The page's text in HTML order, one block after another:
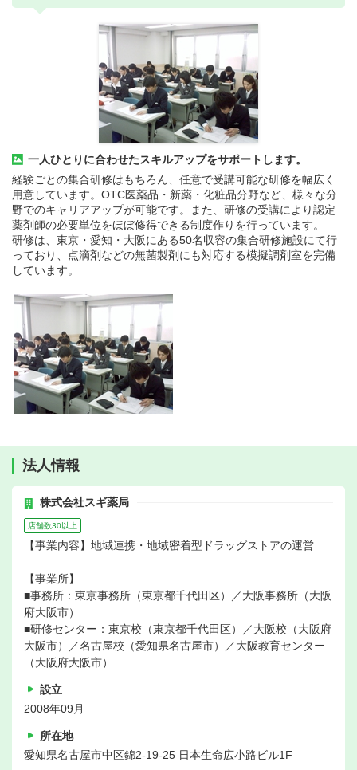
一人ひとりに合わせたスキルアップをサポートします。
経験ごとの集合研修はもちろん、任意で受講可能な研修を幅広く
用意しています。OTC医薬品・新薬・化粧品分野など、様々な分
野でのキャリアアップが可能です。また、研修の受講により認定
薬剤師の必要単位をほぼ修得できる制度作りを行っています。
研修は、東京・愛知・大阪にある50名収容の集合研修施設にて行
っており、点滴剤などの無菌製剤にも対応する模擬調剤室を完備
しています。
法人情報
株式会社スギ薬局
店舗数30以上
【事業内容】地域連携・地域密着型ドラッグストアの運営
【事業所】
■事務所：東京事務所（東京都千代田区）／大阪事務所（大阪
府大阪市）
■研修センター：東京校（東京都千代田区）／大阪校（大阪府
大阪市）／名古屋校（愛知県名古屋市）／大阪教育センター
（大阪府大阪市）
設立
2008年09月
所在地
愛知県名古屋市中区錦2-19-25 日本生命広小路ビル1F